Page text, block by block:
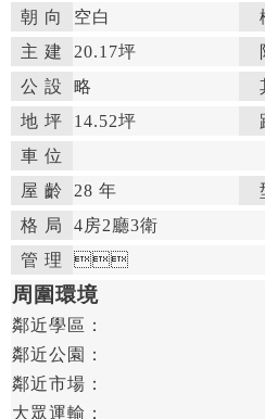
朝 向
空白
主 建
20.17坪
公 設
略
地 坪
14.52坪
車 位
屋 齡
28 年
格 局
4房2廳3衛
管 理

周圍環境
鄰近學區：
鄰近公園：
鄰近市場：
大眾運輸：